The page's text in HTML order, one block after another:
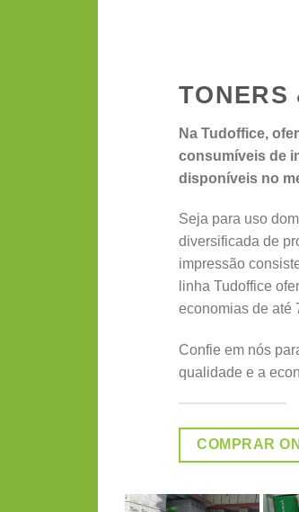
TONERS
Na Tudoffice,
consumíveis de
disponíveis no
Seja para uso
diversificada de
impressão
linha Tudoffice
economias de até
Confie em nós
qualidade e a
COMPRAR